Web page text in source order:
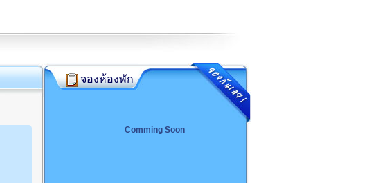
จองห้องพัก
Comming Soon